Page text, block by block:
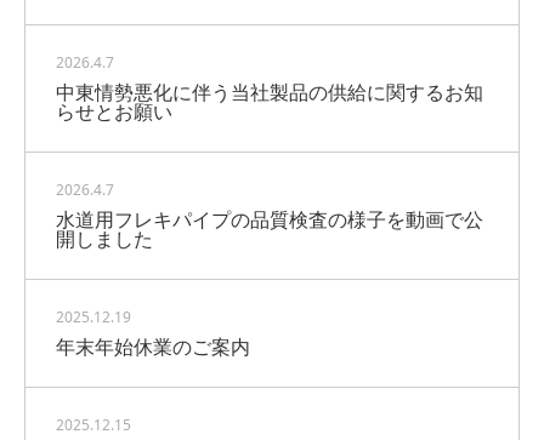
2026.4.7
中東情勢悪化に伴う当社製品の供給に関するお知
らせとお願い
2026.4.7
水道用フレキパイプの品質検査の様子を動画で公
開しました
2025.12.19
年末年始休業のご案内
2025.12.15